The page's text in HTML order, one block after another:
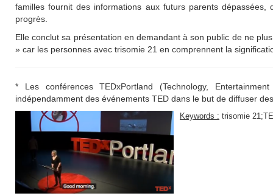
familles fournit des informations aux futurs parents
progrès.
Elle conclut sa présentation en demandant à son public de ne
» car les personnes avec trisomie 21 en comprennent la
* Les conférences TEDxPortland (Technology,
indépendamment des événements TED dans le but de diffuser
Keywords : trisomie